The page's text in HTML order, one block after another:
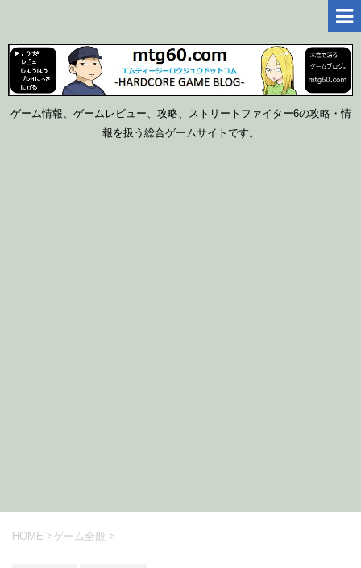
ゲーム情報、ゲームレビュー、攻略、ストリートファイター6の攻略・情
報を扱う総合ゲームサイトです。
HOME >ゲーム全般 >